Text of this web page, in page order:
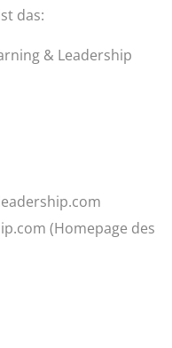
das:
& Leadership
(Homepage des